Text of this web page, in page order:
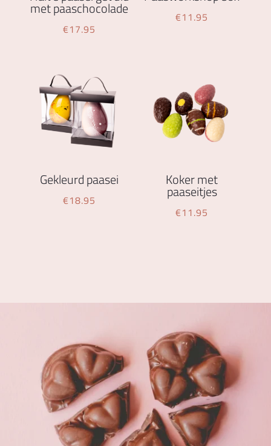
met paaschocolade
€17.95
€11.95
Gekleurd paasei
€18.95
Koker met
paaseitjes
€11.95